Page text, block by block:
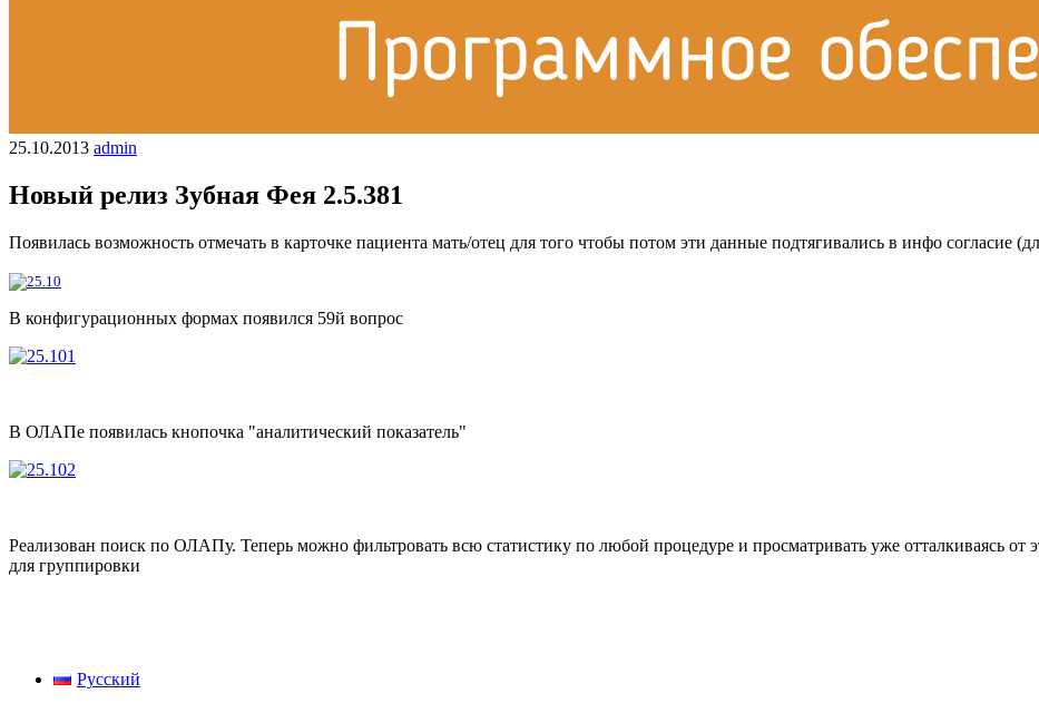
25.10.2013 admin
Новый релиз Зубная Фея 2.5.381
Появилась возможность отмечать в карточке пациента мать/отец для того чтобы потом эти данные подтягивались в инфо согласие
В конфигурационных формах появился 59й вопрос
В ОЛАПе появилась кнопочка "аналитический показатель"
Реализован поиск по ОЛАПу. Теперь можно фильтровать всю статистику по любой процедуре и просматривать уже отталкиваясь от
для группировки
Русский